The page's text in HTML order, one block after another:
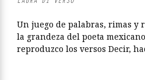
Un juego de palabras, rimas y
la grandeza del poeta
reproduzco los versos Decir,